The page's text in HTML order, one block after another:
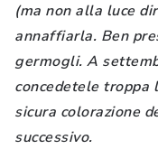
(ma non alla luce
annaffiarla. Ben
germogli. A
concedetele troppa
sicura colorazione
successivo.